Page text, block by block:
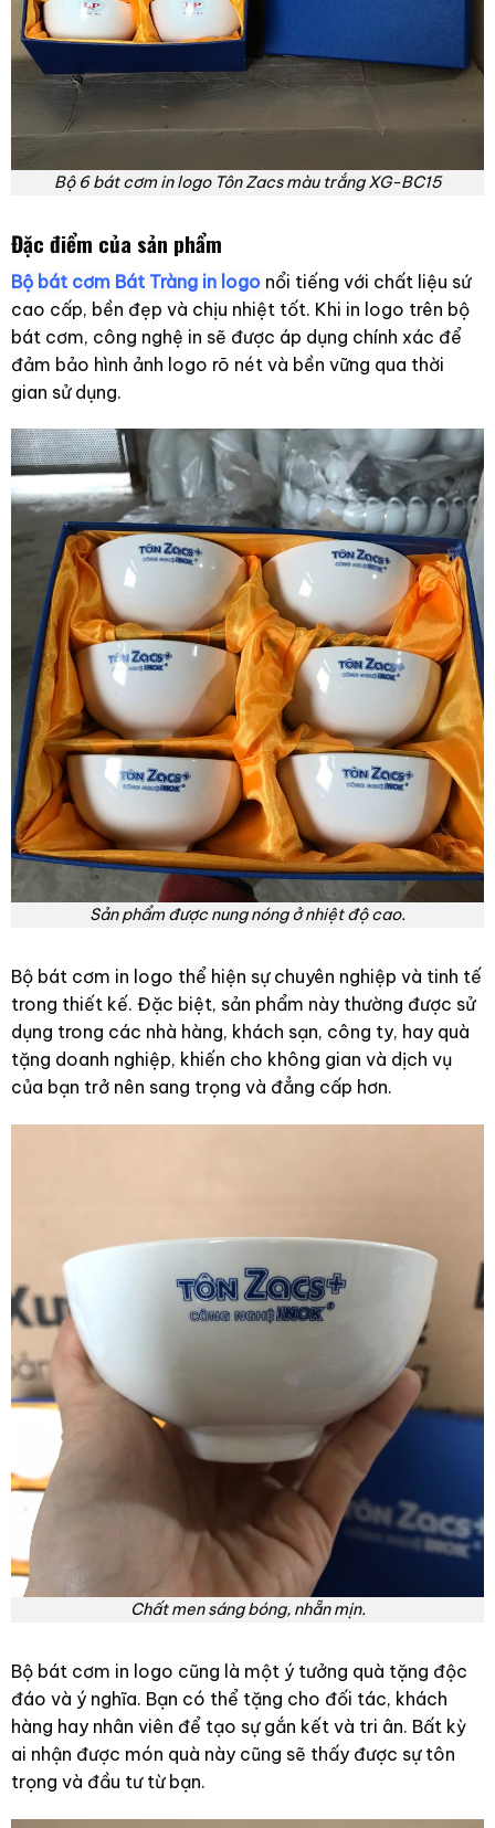
Bộ 6 bát cơm in logo Tôn Zacs màu trắng XG-BC15
Đặc điểm của sản phẩm
Bộ bát cơm Bát Tràng in logo nổi tiếng với chất liệu sứ
cao cấp, bền đẹp và chịu nhiệt tốt. Khi in logo trên bộ
bát cơm, công nghệ in sẽ được áp dụng chính xác để
đảm bảo hình ảnh logo rõ nét và bền vững qua thời
gian sử dụng.
Sản phẩm được nung nóng ở nhiệt độ cao.
Bộ bát cơm in logo thể hiện sự chuyên nghiệp và tinh tế
trong thiết kế. Đặc biệt, sản phẩm này thường được sử
dụng trong các nhà hàng, khách sạn, công ty, hay quà
tặng doanh nghiệp, khiến cho không gian và dịch vụ
của bạn trở nên sang trọng và đẳng cấp hơn.
Chất men sáng bóng, nhẵn mịn.
Bộ bát cơm in logo cũng là một ý tưởng quà tặng độc
đáo và ý nghĩa. Bạn có thể tặng cho đối tác, khách
hàng hay nhân viên để tạo sự gắn kết và tri ân. Bất kỳ
ai nhận được món quà này cũng sẽ thấy được sự tôn
trọng và đầu tư từ bạn.